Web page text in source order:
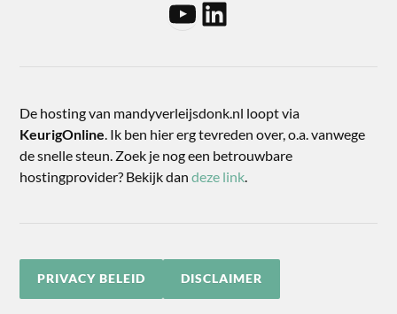
De hosting van mandyverleijsdonk.nl loopt via
KeurigOnline . Ik ben hier erg tevreden over, o.a. vanwege
de snelle steun. Zoek je nog een betrouwbare
hostingprovider? Bekijk dandeze link
PRIVACY BELEID DISCLAIMER